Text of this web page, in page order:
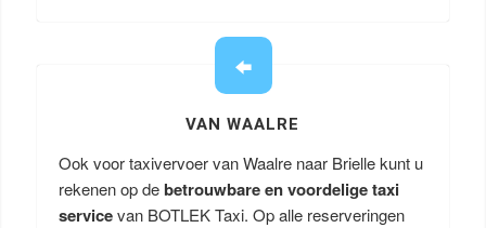
VAN WAALRE
Ook voor taxivervoer van Waalre naar Brielle kunt u
rekenen op debetrouwbare en voordelige taxi
servicevan BOTLEK Taxi. Op alle reserveringen